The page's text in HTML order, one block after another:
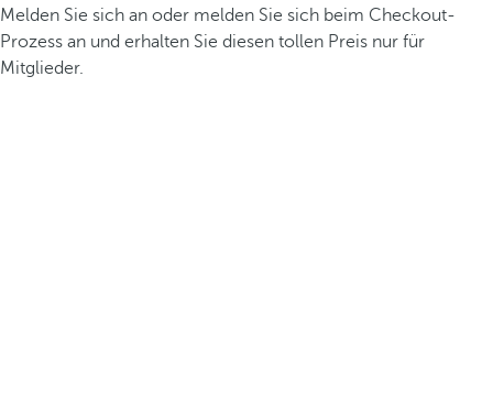
Melden Sie sich an oder melden Sie sich beim Checkout-
Prozess an und erhalten Sie diesen tollen Preis nur für
Mitglieder.